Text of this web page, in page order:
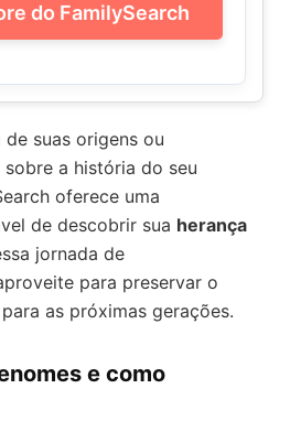
do FamilySearch
suas origens ou
a história do seu
oferece uma
de descobrir sua herança
jornada de
para preservar o
as próximas gerações.
e como